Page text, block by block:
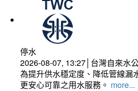
停水
2026-08-07, 13:27│台灣自來水
為提升供水穩定度、降低管線漏
更安心可靠之用水服務。 more...